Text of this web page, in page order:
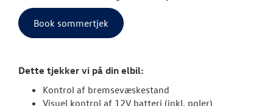
Book sommertjek
Dette tjekker vi på din elbil:
Kontrol af bremsevæskestand
Visuel kontrol af 12V batteri (inkl. poler)